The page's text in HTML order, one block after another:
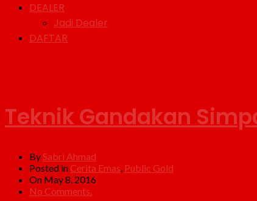
DEALER
Jadi Dealer
DAFTAR
Teknik Gandakan
BySabri Ahmad
Posted in Cerita Emas, Public Gold
On May 8, 2016
No Comments.